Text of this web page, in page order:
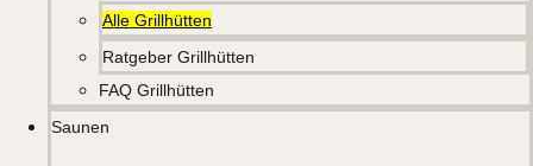
Alle Grillhütten
Ratgeber Grillhütten
FAQ Grillhütten
Saunen